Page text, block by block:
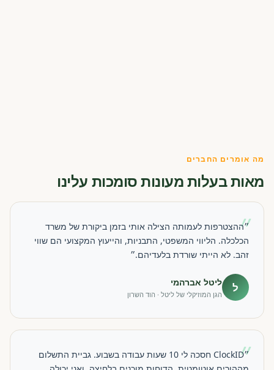
מה אומרים החברים
מאות בעלות מעונות סומכות עלינו
״
״ההצטרפות לעמותה הצילה אותי בזמן ביקורת של משרד
הכלכלה. הליווי המשפטי, התבניות, והייעוץ המקצועי הם שווי
זהב. לא הייתי שורדת בלעדיהם.״
ל ליטל אברהמי
הגן המוזיקלי של ליטל · הוד השרון
״
״ClockID חסכה לי 10 שעות עבודה בשבוע. גביית התשלום